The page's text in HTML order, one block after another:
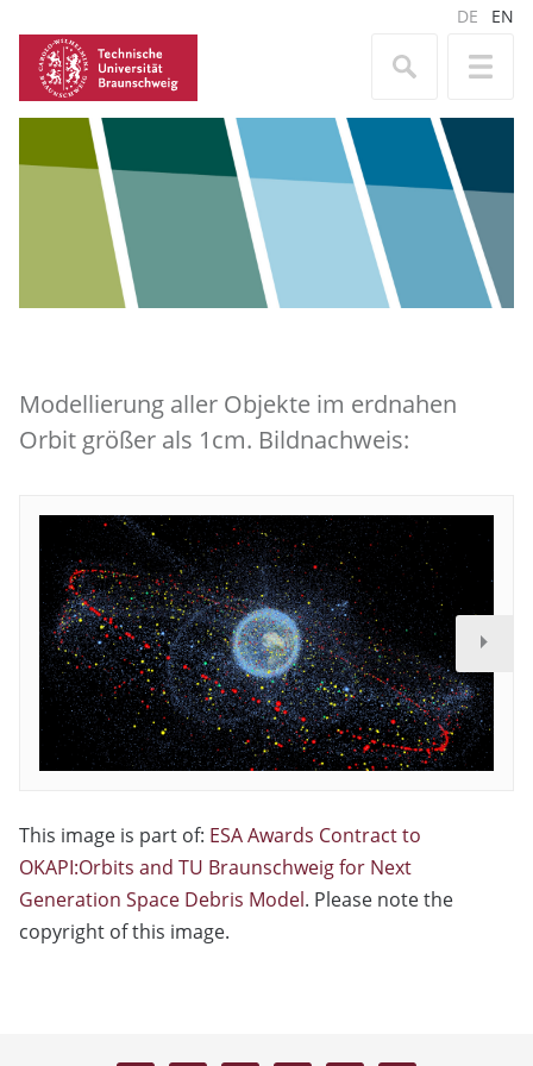
DE EN
Modellierung aller Objekte im erdnahen
Orbit größer als 1cm. Bildnachweis:
This image is part of: ESA Awards Contract to
OKAPI:Orbits and TU Braunschweig for Next
Generation Space Debris Model. Please note the
copyright of this image.